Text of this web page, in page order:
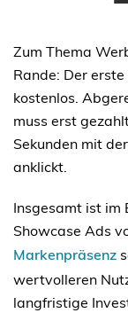
Zum Thema
Rande: Der
kostenlos.
muss erst
Sekunden mit
anklickt.
Insgesamt ist im
Showcase Ads
Markenpräsenz
wertvolleren
langfristige